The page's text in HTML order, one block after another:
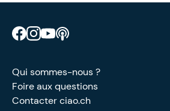
Retrouve CIAO sur Facebook
Retrouve CIAO sur Instagram
Retrouve CIAO sur YouTube
Qui sommes-nous ?
Foire aux questions
Contacter ciao.ch